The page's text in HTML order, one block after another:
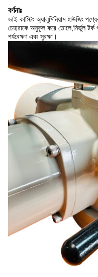
বর্ণনাঃ
ডাই-কাস্টিং অ্যালুমিনিয়াম হাউজিং
চেহারাকে অনুকূল করে তোলে,নির্ভুল
পর্যবেক্ষণ এবং সুরক্ষা।